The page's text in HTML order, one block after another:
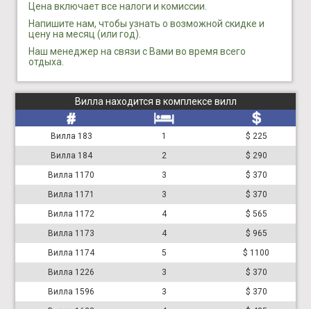
Цена включает все налоги и комиссии.
Напишите нам, чтобы узнать о возможной скидке и
цену на месяц (или год).
Наш менеджер на связи с Вами во время всего
отдыха.
Вилла находится в комплексе вилл
Вилла 183 1
$ 225
Вилла 184
2
$ 290
Вилла 1170
3
$ 370
Вилла 1171
3
$ 370
Вилла 1172
4
$ 565
Вилла 1173
4
$ 965
Вилла 1174
5
$ 1100
Вилла 1226
3
$ 370
Вилла 1596
3
$ 370